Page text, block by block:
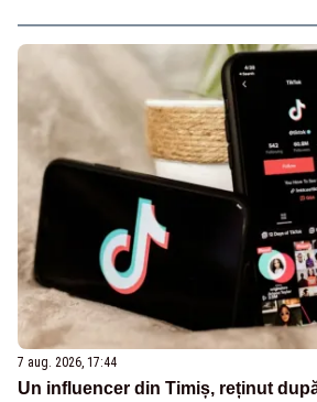
7 aug. 2026, 17:44
Un influencer din Timiș, reținut